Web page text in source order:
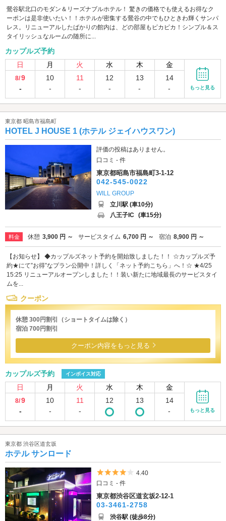
鶯谷駅北口のモダン＆リーズナブルホテル！ 驚きの価格でも使えるお得なク
ーポンは是非使いたい！！ホテルが密集する鶯谷の中でもひときわ輝くサンパ
レス。リニューアルしたばかりの館内は、どの部屋もピカピカ！シンプル＆ス
タイリッシュなルームの随所に...
カップルズ予約
日
月 火 水 木 金
8/9
-
10
-
11
-
12
-
13
-
14
-
もっと見る
東京都 昭島市福島町
HOTEL J HOUSE 1 (ホテル ジェイハウスワン)
評価の投稿はありません。
口コミ - 件
東京都昭島市福島町3-1-12
042-545-0022
WILL GROUP
立川駅 (車10分)
八王子IC (車15分)
料金 休憩 3,900 円 ～ サービスタイム 6,700 円 ～ 宿泊 8,900 円 ～
【お知らせ】 ◆カップルズネット予約を開始致しました！！ ☆カップルズ予
約★にて”お得”なプラン公開中！詳しく「ネット予約こちら」へ！☆ ★4/25
15:25 リニューアルオープンしました！！装い新たに地域最長のサービスタイ
ムを...
クーポン
休憩 300円割引（ショートタイムは除く）
宿泊 700円割引
クーポン内容をもっと見る
カップルズ予約 インボイス対応
日 月 火 水 木 金
8/9
-
10
-
11
-
12 13
14
-
もっと見る
東京都 渋谷区道玄坂
ホテル サンロード
5つ星のうち4
4.40
口コミ - 件
東京都渋谷区道玄坂2-12-1
03-3461-2758
渋谷駅 (徒歩8分)